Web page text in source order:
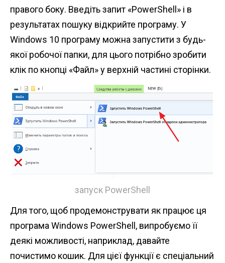
правого боку. Введіть запит «PowerShell» і в
результатах пошуку відкрийте програму. У
Windows 10 програму можна запустити з будь-
якої робочої папки, для цього потрібно зробити
клік по кнопці «Файл» у верхній частині сторінки.
запуск PowerShell
Для того, щоб продемонструвати як працює ця
програма Windows PowerShell, випробуємо її
деякі можливості, наприклад, давайте
почистимо кошик. Для цієї функції є спеціальний